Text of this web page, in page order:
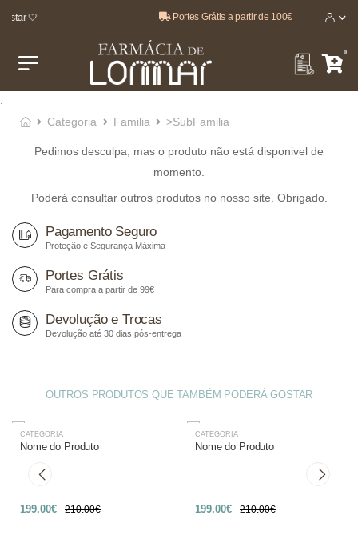
🤍 Portes Grátis a partir de 100€
0
Categoria
Familia >SubFamilia
Pedimos desculpa, mas o produto não está disponivel de
momento.
Poderá consultar outros produtos no nosso site. Obrigado.
Pagamento Seguro
Proteção e Segurança Máxima
Portes Grátis
Para compra a partir de 99€
Devolução e Trocas
Devolução até 30 dias pós-entrega
OUTROS PRODUTOS QUE TAMBÉM PODERÁ GOSTAR
-27%
CATEGORIA
Nome do Produto
199.00€ 210.00€
-27%
CATEGORIA
Nome do Produto
199.00€ 210.00€